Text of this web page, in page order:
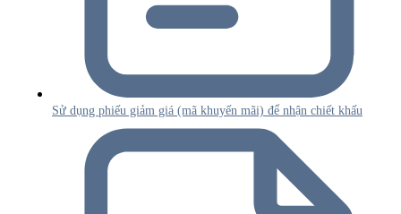
Sử dụng phiếu giảm giá (mã khuyến mãi) để nhận chiết khấu